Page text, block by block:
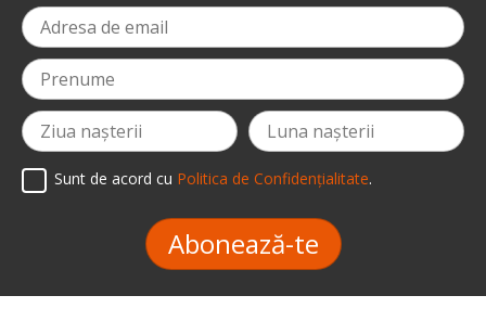
Sunt de acord cu Politica de Confidențialitate.
Abonează-te